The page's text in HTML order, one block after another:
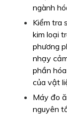
và sử
các hạt
tiềm
Các
đối với
được
Thử
mòn cục
Sự ăn